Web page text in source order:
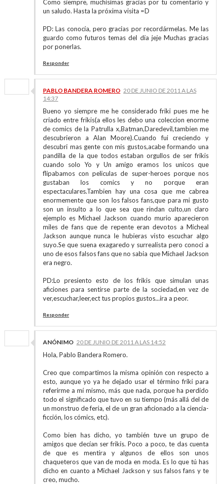
Como siempre, muchísimas gracias por tu comentario y
un saludo. Hasta la próxima visita =D
PD: Las conocía, pero gracias por recordármelas. Me las
guardo como futuros temas del día jeje Muchas gracias
por ponerlas.
Responder
PABLO BANDERA ROMERO 20 DE JUNIO DE 2011 A LAS
14:37
Bueno yo siempre me he considerado friki pues me he
criado entre frikis(a ellos les debo una coleccion enorme
de comics de la Patrulla x,Batman,Daredevil,tambien me
descubrieron a Alan Moore).Cuando fui creciendo y
descubri mas gente con mis gustos,acabe formando una
pandilla de la que todos estaban orgullos de ser frikis
cuando solo Yo y Un amigo eramos los unicos que
flipabamos con peliculas de super-heroes porque nos
gustaban los comics y no porque eran
espectaculares.Tambien hay una cosa que me cabrea
enormemente que son los falsos fans,que para mi gusto
son un insulto a lo que sea que rindan culto,un claro
ejemplo es Michael Jackson cuando murio aparecieron
miles de fans que de repente eran devotos a Micheal
Jackson aunque nunca le hubieras visto escuchar algo
suyo.Se que suena exagaredo y surrealista pero conoci a
uno de esos falsos fans que no sabia que Michael Jackson
era negro.
PD:Lo presiento esto de los frikis que simulan unas
aficiones para sentirse parte de la sociedad,en vez de
ver,escuchar,leer,ect tus propios gustos...ira a peor.
Responder
ANÓNIMO 20 DE JUNIO DE 2011 A LAS 14:52
Hola, Pablo Bandera Romero.
Creo que compartimos la misma opinión con respecto a
esto, aunque yo ya he dejado usar el término friki para
referirme a mí mismo, más que nada, porque ha perdido
todo el significado que tuvo en su tiempo (más allá del de
un monstruo de feria, el de un gran aficionado a la ciencia-
ficción, los cómics, etc).
Como bien has dicho, yo también tuve un grupo de
amigos que decían ser frikis. Poco a poco, te das cuenta
de que es mentira y algunos de ellos son unos
chaqueteros que van de moda en moda. Es lo que tú has
dicho en cuanto a Michael Jackson y sus falsos fans y te
creo, mucho.